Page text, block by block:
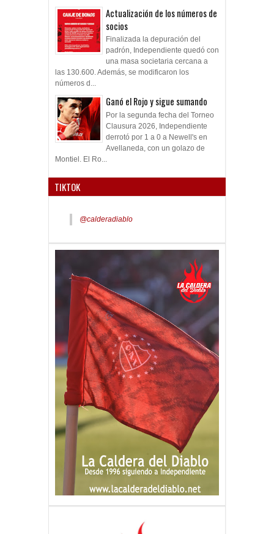
Actualización de los números de
socios
Finalizada la depuración del
padrón, Independiente quedó con
una masa societaria cercana a
las 130.600. Además, se modificaron los
números d...
Ganó el Rojo y sigue sumando
Por la segunda fecha del Torneo
Clausura 2026, Independiente
derrotó por 1 a 0 a Newell's en
Avellaneda, con un golazo de
Montiel. El Ro...
TIKTOK
@calderadiablo